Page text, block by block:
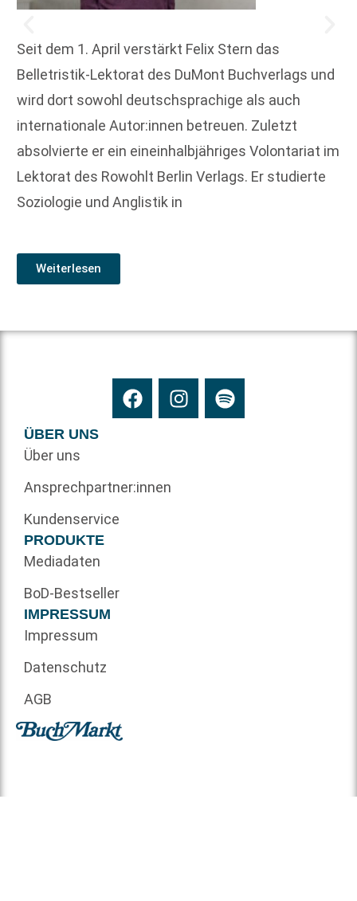
Seit dem 1. April verstärkt Felix Stern das
Belletristik-Lektorat des DuMont Buchverlags und
wird dort sowohl deutschsprachige als auch
internationale Autor:innen betreuen. Zuletzt
absolvierte er ein eineinhalbjähriges Volontariat im
Lektorat des Rowohlt Berlin Verlags. Er studierte
Soziologie und Anglistik in
Weiterlesen
ÜBER UNS
Über uns
Ansprechpartner:innen
Kundenservice
PRODUKTE
Mediadaten
BoD-Bestseller
IMPRESSUM
Impressum
Datenschutz
AGB